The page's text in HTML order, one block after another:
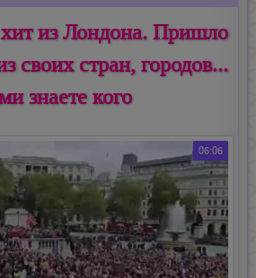
из Лондона. Пришло
своих стран, городов...
знаете кого
06:06